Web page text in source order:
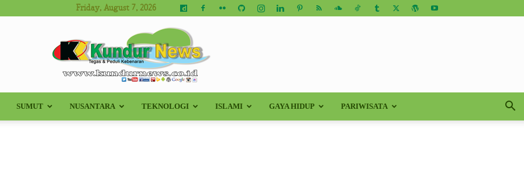
Friday, August 7, 2026
Kundur
SUMUT NUSANTARA TEKNOLOGI ISLAMI GAYA HIDUP PARIWISATA